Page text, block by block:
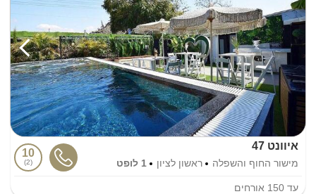
איוונט 47
מישור החוף והשפלה ראשון לציון 1 לופט
10
2
עד 150 אורחים